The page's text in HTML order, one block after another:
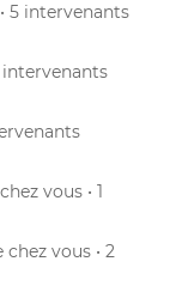
5 intervenants
intervenants
vous • 1
chez vous • 2